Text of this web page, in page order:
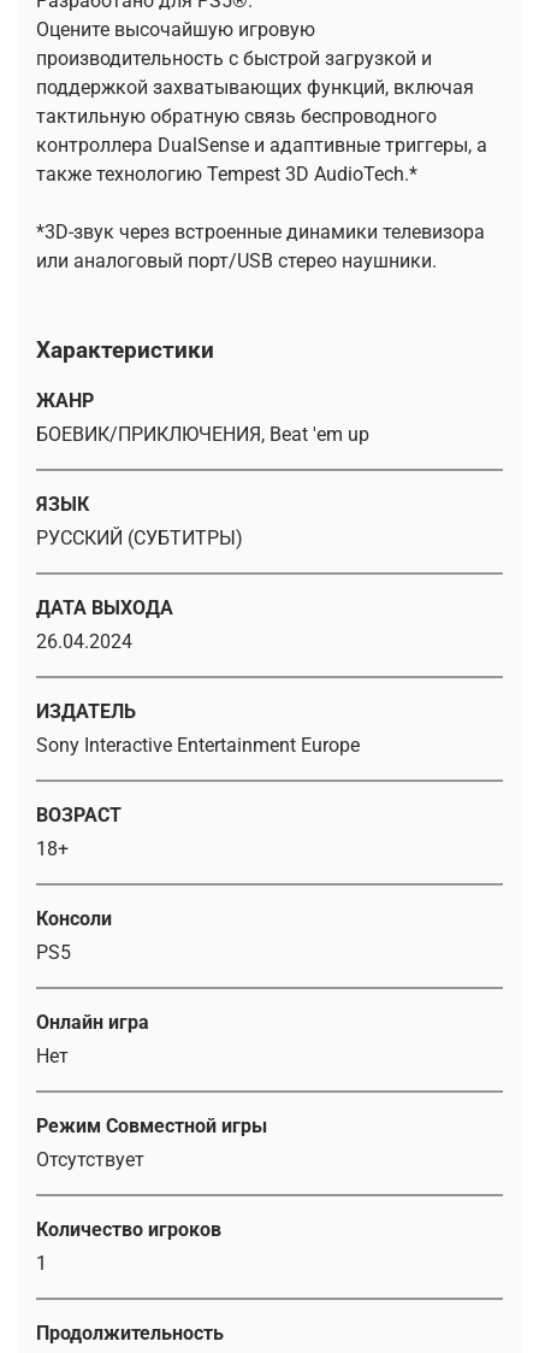
Оцените высочайшую игровую
производительность с быстрой загрузкой и
поддержкой захватывающих функций, включая
тактильную обратную связь беспроводного
контроллера DualSense и адаптивные триггеры, а
также технологию Tempest 3D AudioTech.*
*3D-звук через встроенные динамики телевизора
или аналоговый порт/USB стерео наушники.
Характеристики
ЖАНР
БОЕВИК/ПРИКЛЮЧЕНИЯ, Beat 'em up
ЯЗЫК
РУССКИЙ (СУБТИТРЫ)
ДАТА ВЫХОДА
26.04.2024
ИЗДАТЕЛЬ
Sony Interactive Entertainment Europe
ВОЗРАСТ
18+
Консоли
PS5
Онлайн игра
Нет
Режим Совместной игры
Отсутствует
Количество игроков
1
Продолжительность